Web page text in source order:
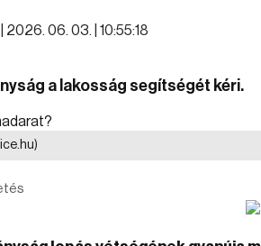
2026. 06. 03. | 10:55:18
a lakosság segítségét kéri.